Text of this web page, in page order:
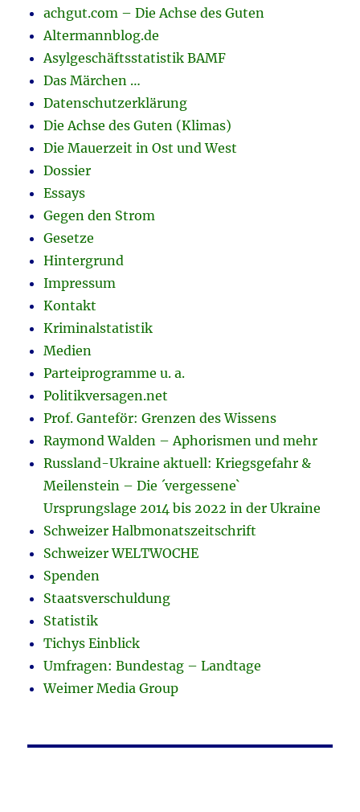
achgut.com – Die Achse des Guten
Altermannblog.de
Asylgeschäftsstatistik BAMF
Das Märchen …
Datenschutzerklärung
Die Achse des Guten (Klimas)
Die Mauerzeit in Ost und West
Dossier
Essays
Gegen den Strom
Gesetze
Hintergrund
Impressum
Kontakt
Kriminalstatistik
Medien
Parteiprogramme u. a.
Politikversagen.net
Prof. Ganteför: Grenzen des Wissens
Raymond Walden – Aphorismen und mehr
Russland-Ukraine aktuell: Kriegsgefahr &
Meilenstein – Die ´vergessene`
Ursprungslage 2014 bis 2022 in der Ukraine
Schweizer Halbmonatszeitschrift
Schweizer WELTWOCHE
Spenden
Staatsverschuldung
Statistik
Tichys Einblick
Umfragen: Bundestag – Landtage
Weimer Media Group